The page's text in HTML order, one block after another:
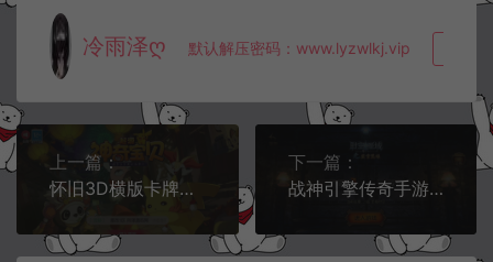
冷雨泽ღ 默认解压密码：www.lyzwlkj.vip
上一篇：
怀旧3D横版卡牌回合手游【口袋觉醒魔改20SS版】2月最新整理Ubuntu手工服务端+GM授权后台+安卓苹果双端+详细搭建教程
下一篇：
战神引擎传奇手游【圣域时空白猪版】3月最新整理Win一键服务端+绿洲+幻月山谷+魔兽部落+GM后台+安卓苹果双端+详细搭建教程